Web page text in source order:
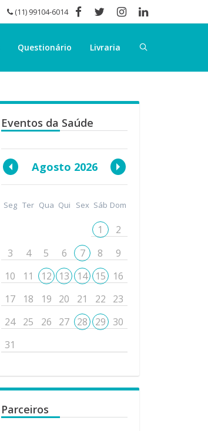
(11) 99104-6014
Questionário Livraria
Eventos da Saúde
Agosto 2026
Seg Ter Qua Qui Sex Sáb Dom
1
2
3
4 5 6 7 8
9
10
11 12 13 14 15
16
17
18 19 20 21 22
23
24
25 26 27 28 29
30
31
Parceiros